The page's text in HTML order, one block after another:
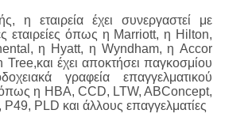
η εταιρεία έχει συνεργαστεί με
εταιρείες όπως η Marriott, η Hilton,
η Hyatt, η Wyndham, η Accor
Tree,και έχει αποκτήσει παγκοσμίου
γραφεία επαγγελματικού
η HBA, CCD, LTW, ABConcept,
PLD και άλλους επαγγελματίες